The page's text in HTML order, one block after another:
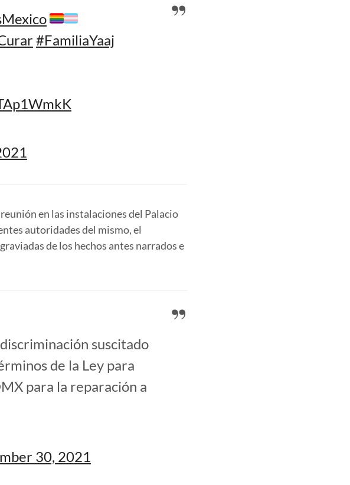
#FamiliaYaaj
en las instalaciones del Palacio
autoridades del mismo, el
de los hechos antes narrados e
suscitado
de la Ley para
para la reparación a
30, 2021